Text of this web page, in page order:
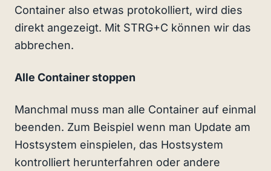
Container also etwas protokolliert, wird dies
direkt angezeigt. Mit STRG+C können wir das
abbrechen.
Alle Container stoppen
Manchmal muss man alle Container auf einmal
beenden. Zum Beispiel wenn man Update am
Hostsystem einspielen, das Hostsystem
kontrolliert herunterfahren oder andere